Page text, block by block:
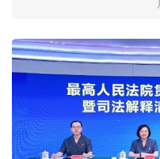
柔性制造，高效匹配差
“零关税”实施100天 见
高温下用电负荷创新
活力中国调研行丨弯道